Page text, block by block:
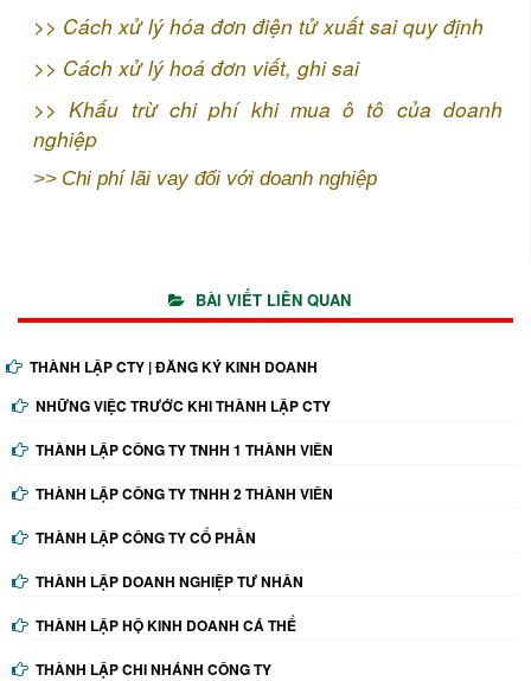
>> Cách xử lý hóa đơn điện tử xuất sai quy định
>> Cách xử lý hoá đơn viết, ghi sai
>> Khấu trừ chi phí khi mua ô tô của doanh
nghiệp
>> Chi phí lãi vay đối với doanh nghiệp
BÀI VIẾT LIÊN QUAN
THÀNH LẬP CTY | ĐĂNG KÝ KINH DOANH
NHỮNG VIỆC TRƯỚC KHI THÀNH LẬP CTY
THÀNH LẬP CÔNG TY TNHH 1 THÀNH VIÊN
THÀNH LẬP CÔNG TY TNHH 2 THÀNH VIÊN
THÀNH LẬP CÔNG TY CỔ PHẦN
THÀNH LẬP DOANH NGHIỆP TƯ NHÂN
THÀNH LẬP HỘ KINH DOANH CÁ THỂ
THÀNH LẬP CHI NHÁNH CÔNG TY